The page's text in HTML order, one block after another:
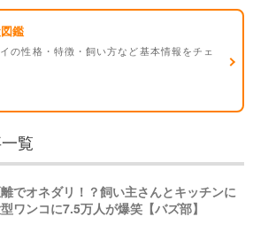
鑑
の性格・特徴・飼い方など基本情報をチェ
覧
でオネダリ！？飼い主さんとキッチンに
ワンコに7.5万人が爆笑【バズ部】